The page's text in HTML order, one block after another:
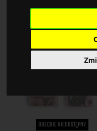
OBECNIE NIEDOSTĘPNY